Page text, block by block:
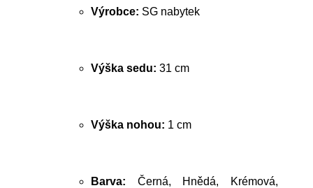
Výrobce: SG nabytek
Výška sedu: 31 cm
Výška nohou: 1 cm
Barva: Černá, Hnědá, Krémová,